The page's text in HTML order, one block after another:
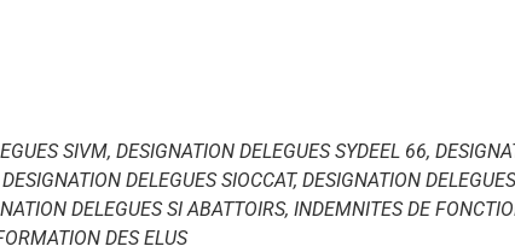
SIVM, DESIGNATION DELEGUES SYDEEL 66,
DELEGUES SIOCCAT, DESIGNATION
DELEGUES SI ABATTOIRS, INDEMNITES DE
DES ELUS